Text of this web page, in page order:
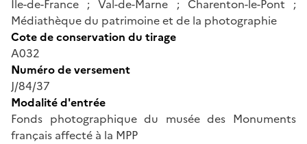
Île-de-France ; Val-de-Marne ; Charenton-le-Pont ;
Médiathèque du patrimoine et de la photographie
Cote de conservation du tirage
A032
Numéro de versement
J/84/37
Modalité d'entrée
Fonds photographique du musée des Monuments
français affecté à la MPP